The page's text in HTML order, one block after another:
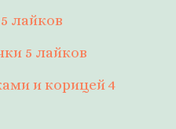
5 лайков
5 лайков
и корицей4